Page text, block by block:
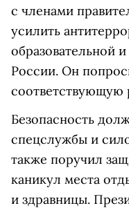
с членами
усилить
образовательной
России. Он
соответствующую
Безопасность
спецслужбы и
также поручил
каникул места
и здравницы.